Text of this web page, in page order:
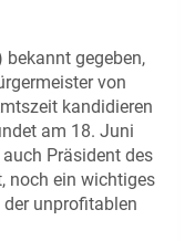
bekannt gegeben,
von
kandidieren
am 18. Juni
Präsident des
noch ein wichtiges
unprofitablen